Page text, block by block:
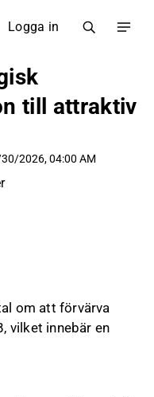
Logga in
till attraktiv
2026, 04:00 AM
om att förvärva
vilket innebär en
till en attraktiv